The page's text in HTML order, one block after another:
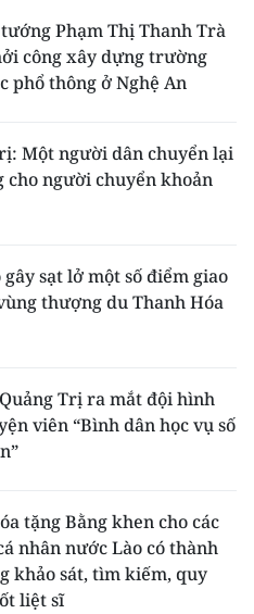
Phạm Thị Thanh Trà
công xây dựng trường
phổ thông ở Nghệ An
Một người dân chuyển lại
cho người chuyển khoản
sạt lở một số điểm giao
thượng du Thanh Hóa
Trị ra mắt đội hình
viên “Bình dân học vụ số
tặng Bằng khen cho các
nhân nước Lào có thành
khảo sát, tìm kiếm, quy
liệt sĩ